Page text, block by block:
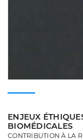
ENJEUX
BIOMÉDICALES
CONTRIBUTION À LA